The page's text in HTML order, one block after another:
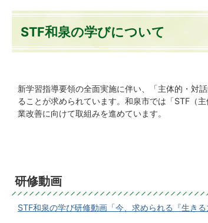
STF和泉の学びについて
新学習指導要領の全面実施に伴い、「主体的・対
ることが求められています。和泉市では「STF（
業改善に向けて取組みを進めています。
研修動画
STF和泉の学び研修動画「今、求められる『生きる